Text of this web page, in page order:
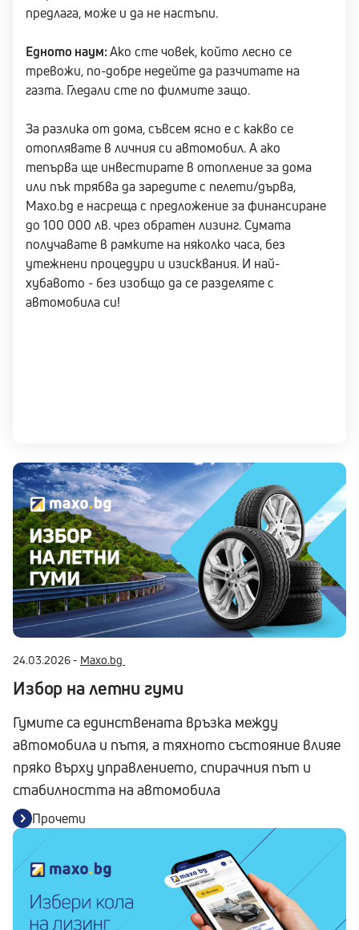
предлага, може и да не настъпи.
Едното наум:Ако сте човек, който лесно се
тревожи, по-добре недейте да разчитате на
газта. Гледали сте по филмите защо.
За разлика от дома, съвсем ясно е с какво се
отоплявате в личния си автомобил. А ако
тепърва ще инвестирате в отопление за дома
или пък трябва да заредите с пелети/дърва,
Maxo.bg е насреща с предложение за финансиране
до 100 000 лв. чрез обратен лизинг. Сумата
получавате в рамките на няколко часа, без
утежнени процедури и изисквания. И най-
хубавото - без изобщо да се разделяте с
автомобила си!
24.03.2026 - Maxo.bg
Избор на летни гуми
Гумите са единствената връзка между
автомобила и пътя, а тяхното състояние влияе
пряко върху управлението, спирачния път и
стабилността на автомобила
Прочети